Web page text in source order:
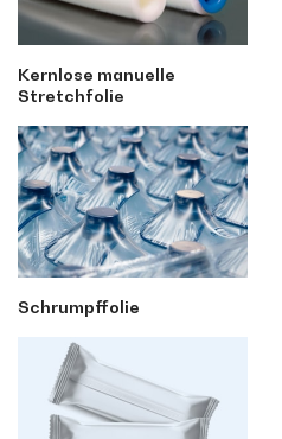
Kernlose manuelle
Stretchfolie
Schrumpffolie